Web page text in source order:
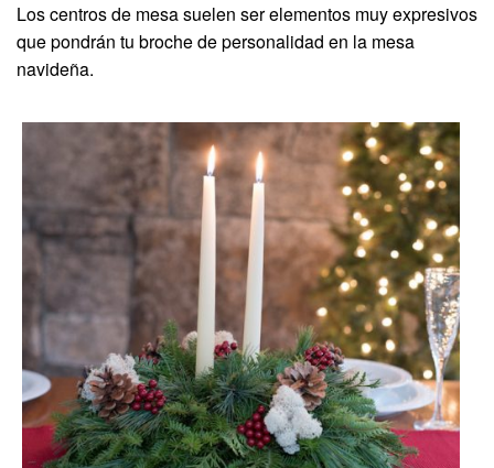
Los centros de mesa suelen ser elementos muy expresivos
que pondrán tu broche de personalidad en la mesa
navideña.